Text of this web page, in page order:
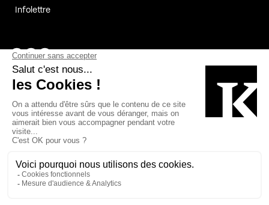
Infolettre
Page Facebook de Kollectif
Page Instagram de Kollectif
Page Linkedin de Kollectif
Bâtiment-Durable-Québec-1
Esquisses-1IRAC-1
MP-1 v2com-1